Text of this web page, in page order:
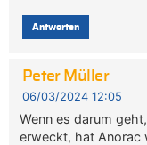
Antworten
Peter Müller
06/03/2024 12:05
Wenn es darum
erweckt, hat Anorac